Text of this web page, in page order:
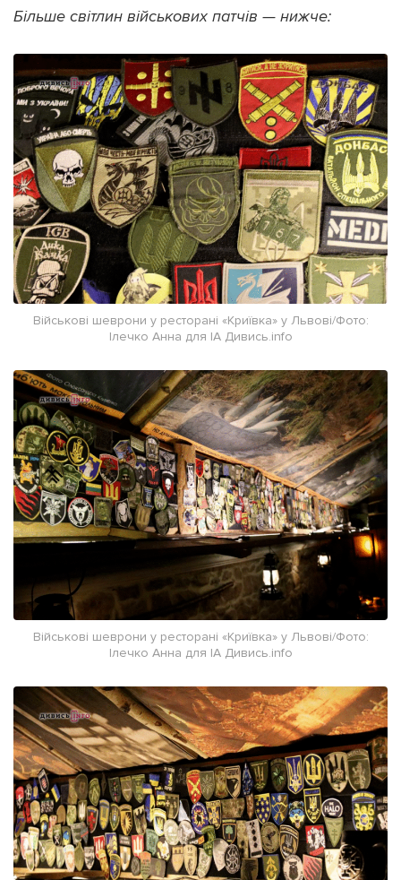
Більше світлин військових патчів — нижче:
Військові шеврони у ресторані «Криївка» у Львові/Фото:
Ілечко Анна для ІА Дивись.info
Військові шеврони у ресторані «Криївка» у Львові/Фото:
Ілечко Анна для ІА Дивись.info